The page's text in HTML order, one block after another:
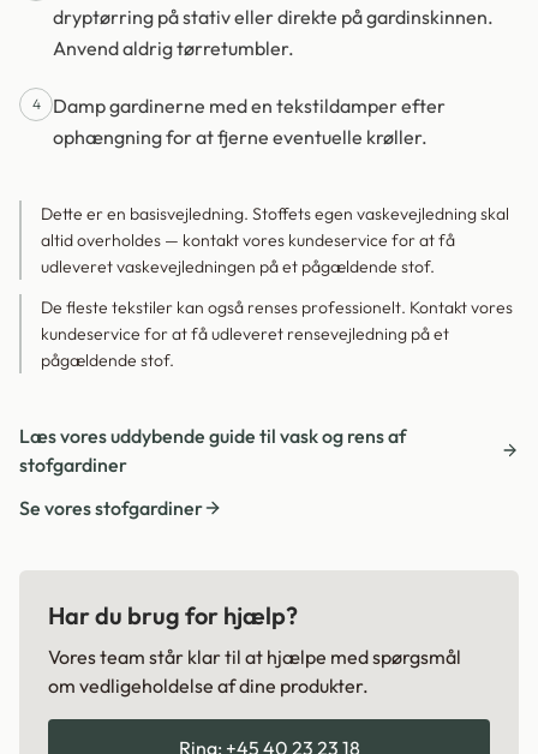
dryptørring på stativ eller direkte på gardinskinnen.
Anvend aldrig tørretumbler.
4
Damp gardinerne med en tekstildamper efter
ophængning for at fjerne eventuelle krøller.
Dette er en basisvejledning. Stoffets egen vaskevejledning skal
altid overholdes — kontakt vores kundeservice for at få
udleveret vaskevejledningen på et pågældende stof.
De fleste tekstiler kan også renses professionelt. Kontakt vores
kundeservice for at få udleveret rensevejledning på et
pågældende stof.
Læs vores uddybende guide til vask og rens af
stofgardiner
Se vores stofgardiner
Har du brug for hjælp?
Vores team står klar til at hjælpe med spørgsmål
om vedligeholdelse af dine produkter.
Ring: +45 40 23 23 18